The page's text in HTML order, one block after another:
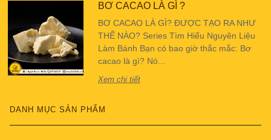
BƠ CACAO LÀ GÌ ?
BƠ CACAO LÀ GÌ? ĐƯỢC TẠO RA NHƯ
THẾ NÀO? Series Tìm Hiểu Nguyên Liệu
Làm Bánh Bạn có bao giờ thắc mắc: Bơ
cacao là gì? Nó...
Xem chi tiết
DANH MỤC SẢN PHẨM